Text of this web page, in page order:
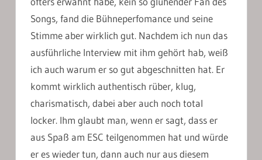
Songs, fand die Bühneperfomance und seine
Stimme aber wirklich gut. Nachdem ich nun das
ausführliche Interview mit ihm gehört hab, weiß
ich auch warum er so gut abgeschnitten hat. Er
kommt wirklich authentisch rüber, klug,
charismatisch, dabei aber auch noch total
locker. Ihm glaubt man, wenn er sagt, dass er
aus Spaß am ESC teilgenommen hat und würde
er es wieder tun, dann auch nur aus diesem